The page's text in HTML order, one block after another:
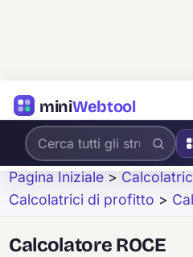
miniWebtool
Pagina Iniziale >
Calcolatrici di profitto >
Calcolatore ROCE